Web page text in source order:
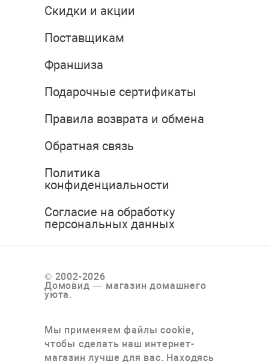
Скидки и акции
Поставщикам
Франшиза
Подарочные сертификаты
Правила возврата и обмена
Обратная связь
Политика
конфиденциальности
Согласие на обработку
персональных данных
© 2002-2026
Домовид — магазин домашнего
уюта.
Мы применяем файлы cookie,
чтобы сделать наш интернет-
магазин лучше для вас. Находясь